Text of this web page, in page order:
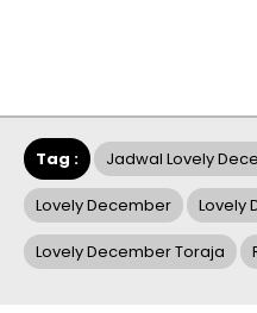
Tag : Jadwal Lovely
Lovely December Lovely
Lovely December Toraja